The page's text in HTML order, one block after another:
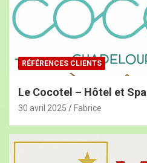
RÉFÉRENCES CLIENTS
Le Cocotel – Hôtel et Spa
30 avril 2025 Fabrice